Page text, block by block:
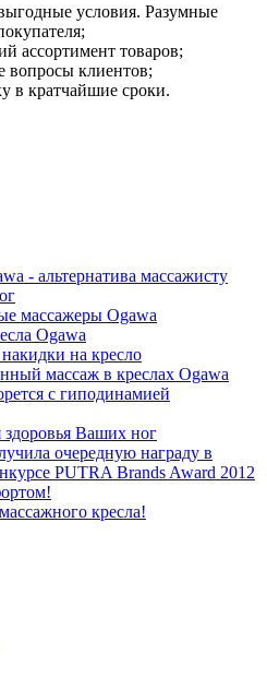
условия. Разумные
ассортимент товаров;
вопросы клиентов;
в кратчайшие сроки.
- альтернатива массажисту
массажеры Ogawa
Ogawa
на кресло
массаж в креслах Ogawa
с гиподинамией
Ваших ног
очередную награду в
PUTRA Brands Award 2012
кресла!